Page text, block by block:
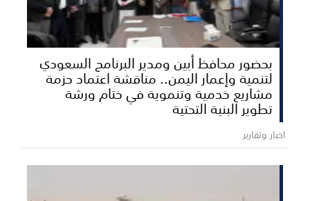
بحضور محافظ أبين ومدير البرنامج السعودي
لتنمية وإعمار اليمن.. مناقشة اعتماد حزمة
مشاريع خدمية وتنموية في ختام ورشة
تطوير البنية التحتية
اخبار وتقارير